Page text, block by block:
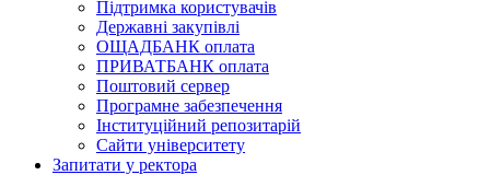
Підтримка користувачів
Державні закупівлі
ОЩАДБАНК оплата
ПРИВАТБАНК оплата
Поштовий сервер
Програмне забезпечення
Інституційний репозитарій
Сайти університету
Запитати у ректора